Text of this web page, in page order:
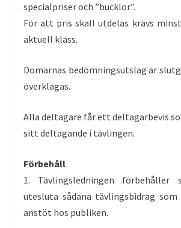
specialpriser och ”bucklor”.
För att pris skall utdelas krävs
aktuell klass.
Domarnas bedömningsutslag är
överklagas.
Alla deltagare får ett deltagarbevis
sitt deltagande i tävlingen.
Förbehåll
1. Tävlingsledningen
utesluta sådana tävlingsbidrag som
anstöt hos publiken.